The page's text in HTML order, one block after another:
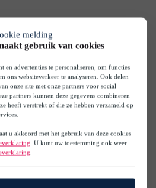
melding
gebruik van cookies
en advertenties te personaliseren, om functies
ons websiteverkeer te analyseren. Ook delen
onze site met onze partners voor social
partners kunnen deze gegevens combineren
heeft verstrekt of die ze hebben verzameld op
u akkoord met het gebruik van deze cookies
. U kunt uw toestemming ook weer
.